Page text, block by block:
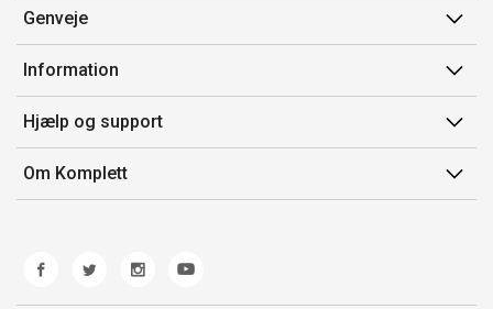
Genveje
Min side
Ordrehistorik
Gavekort
Information
Salgsbetingelser
Mærker/producent
Fortrydelsesret
Hjælp og support
Kontakt os
Kundeservice
Fejl/Mangler
Fragt og levering
Om Komplett